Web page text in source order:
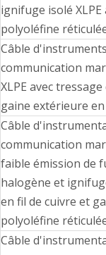
ignifuge isolé XLPE
polyoléfine
Câble
communication
XLPE avec
gaine extérieure en
Câble
communication
faible émission de
halogène et
en fil de cuivre et
polyoléfine
Câble